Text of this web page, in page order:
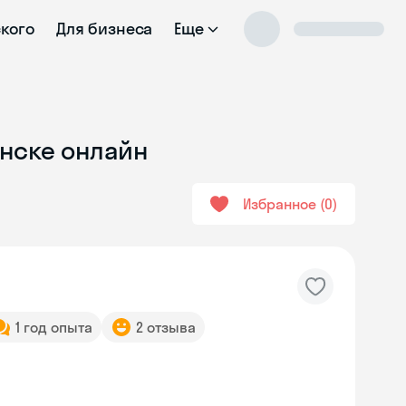
Для бизнеса Еще
онлайн
Избранное 0
1 год опыта 2 отзыва